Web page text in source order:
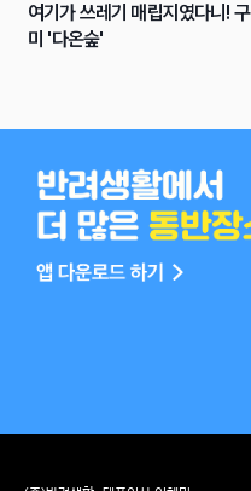
여기가 쓰레기 매립지였다니! 구
미 '다온숲'